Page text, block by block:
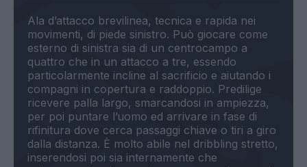
Ala d’attacco brevilinea, tecnica e rapida nei
movimenti, di piede sinistro. Può giocare come
esterno di sinistra sia di un centrocampo a
quattro che in un attacco a tre, essendo
particolarmente incline al sacrificio e aiutando i
compagni in copertura e raddoppio. Predilige
ricevere palla largo, smarcandosi in ampiezza,
per poi puntare l’uomo ed arrivare in fase di
rifinitura dove cerca passaggi chiave o tiri a giro
dalla distanza. È molto abile nel dribbling stretto,
inserendosi poi sia internamente che